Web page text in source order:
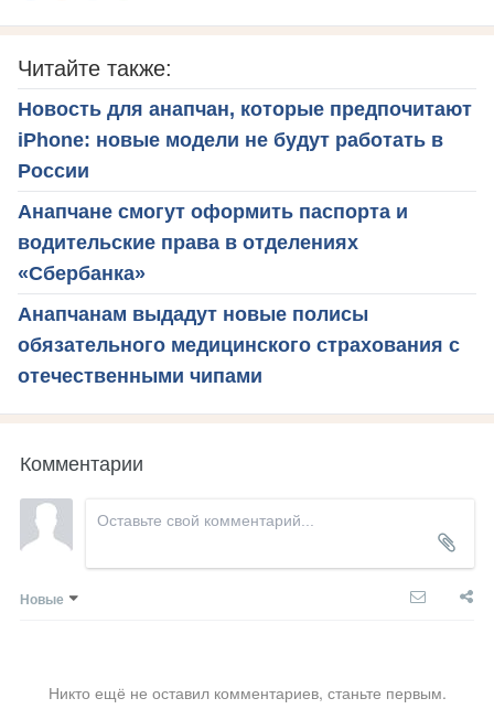
Читайте также:
Новость для анапчан, которые предпочитают
iPhone: новые модели не будут работать в
России
Анапчане смогут оформить паспорта и
водительские права в отделениях
«Сбербанка»
Анапчанам выдадут новые полисы
обязательного медицинского страхования с
отечественными чипами
Комментарии
Новые
Никто ещё не оставил комментариев, станьте первым.